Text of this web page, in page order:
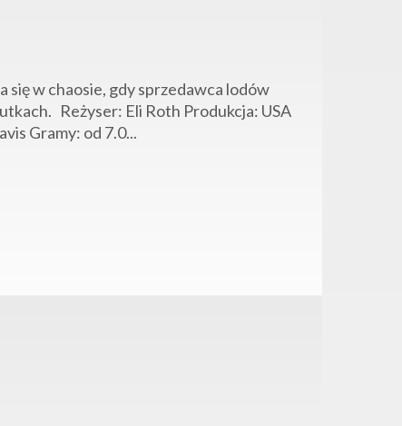
się w chaosie, gdy sprzedawca lodów
Reżyser: Eli Roth Produkcja: USA
Gramy: od 7.0...